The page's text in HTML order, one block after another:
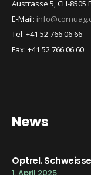
Austrasse 5, CH-8505
E-Mail:
Tel: +41 52 766 06 66
Fax: +41 52 766 06 60
News
Optrel.
1. April 2025